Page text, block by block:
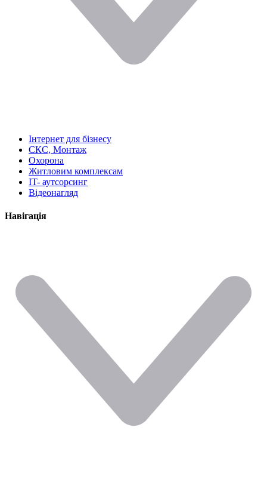
Інтернет для бізнесу
СКС, Монтаж
Охорона
Житловим комплексам
IT- аутсорсинг
Відеонагляд
Навігація